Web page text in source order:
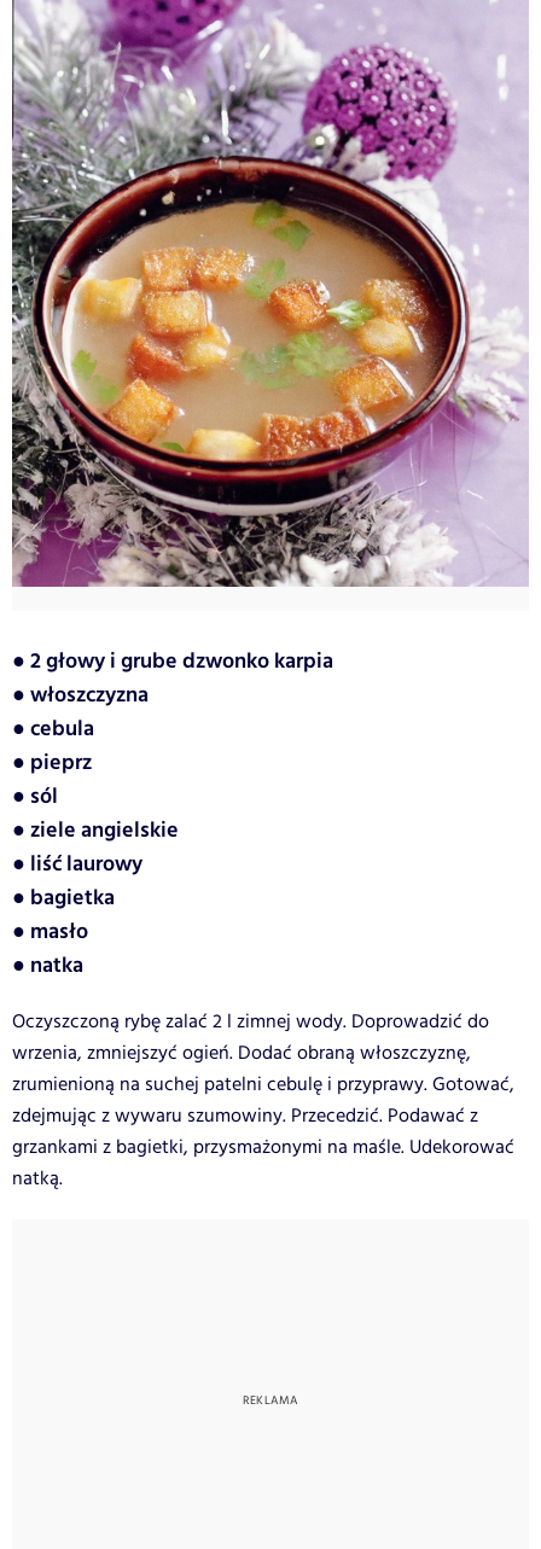
● 2 głowy i grube dzwonko karpia
● włoszczyzna
● cebula
● pieprz
● sól
● ziele angielskie
● liść laurowy
● bagietka
● masło
● natka
Oczyszczoną rybę zalać 2 l zimnej wody. Doprowadzić do
wrzenia, zmniejszyć ogień. Dodać obraną włoszczyznę,
zrumienioną na suchej patelni cebulę i przyprawy. Gotować,
zdejmując z wywaru szumowiny. Przecedzić. Podawać z
grzankami z bagietki, przysmażonymi na maśle. Udekorować
natką.